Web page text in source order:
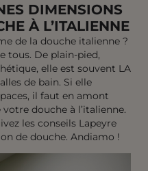
DIMENSIONS
À L’ITALIENNE
de la douche italienne ?
tous. De plain-pied,
elle est souvent LA
de bain. Si elle
il faut en amont
douche à l’italienne.
les conseils Lapeyre
de douche. Andiamo !